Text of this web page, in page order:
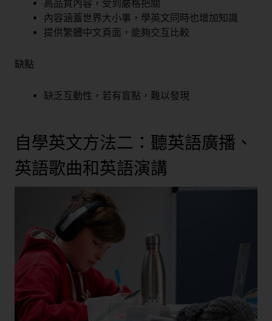
高品質內容，受到嚴格把關
內容涵蓋世界大小事，學英文同時也增加知識
提供繁體中文頁面，能夠交互比較
缺點
缺乏互動性，若有盲點，難以發現
自學英文方法二：聽英語廣播、
英語歌曲和英語演講